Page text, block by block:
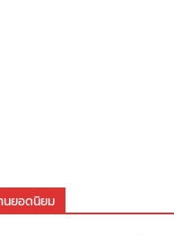
นยอดนิยม